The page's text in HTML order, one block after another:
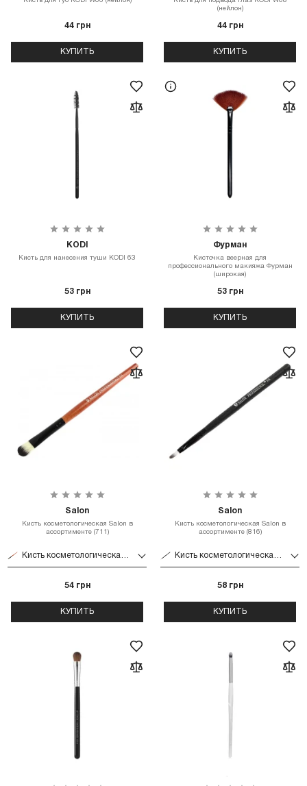
44 грн
КУПИТЬ
(нейлон)
44 грн
КУПИТЬ
KODI
Кисть для нанесения туши KODI 63
53 грн
КУПИТЬ
Фурман
Кисточка веерная для
профессионального макияжа Фурман
(широкая)
53 грн
КУПИТЬ
Salon
Кисть косметологическая Salon в
ассортименте (711)
Кисть косметологическая Salon в ассортименте (711)
54 грн
КУПИТЬ
Salon
Кисть косметологическая Salon в
ассортименте (816)
Кисть косметологическая Salon в ассортименте (816)
58 грн
КУПИТЬ